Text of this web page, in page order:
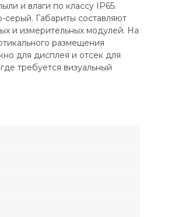
и влаги по классу IP65.
Габариты составляют
и измерительных модулей. На
размещения
для дисплея и отсек для
требуется визуальный